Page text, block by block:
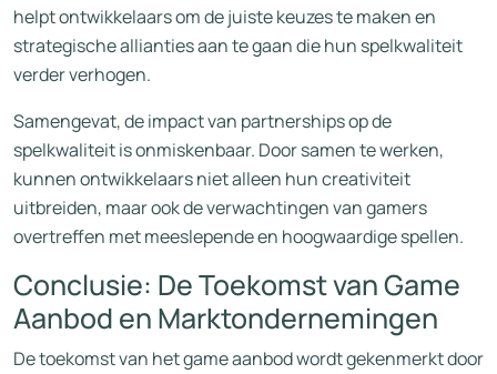
helpt ontwikkelaars om de juiste keuzes te maken en
strategische allianties aan te gaan die hun spelkwaliteit
verder verhogen.
Samengevat, de impact van partnerships op de
spelkwaliteit is onmiskenbaar. Door samen te werken,
kunnen ontwikkelaars niet alleen hun creativiteit
uitbreiden, maar ook de verwachtingen van gamers
overtreffen met meeslepende en hoogwaardige spellen.
Conclusie: De Toekomst van Game
Aanbod en Marktondernemingen
De toekomst van het game aanbod wordt gekenmerkt door